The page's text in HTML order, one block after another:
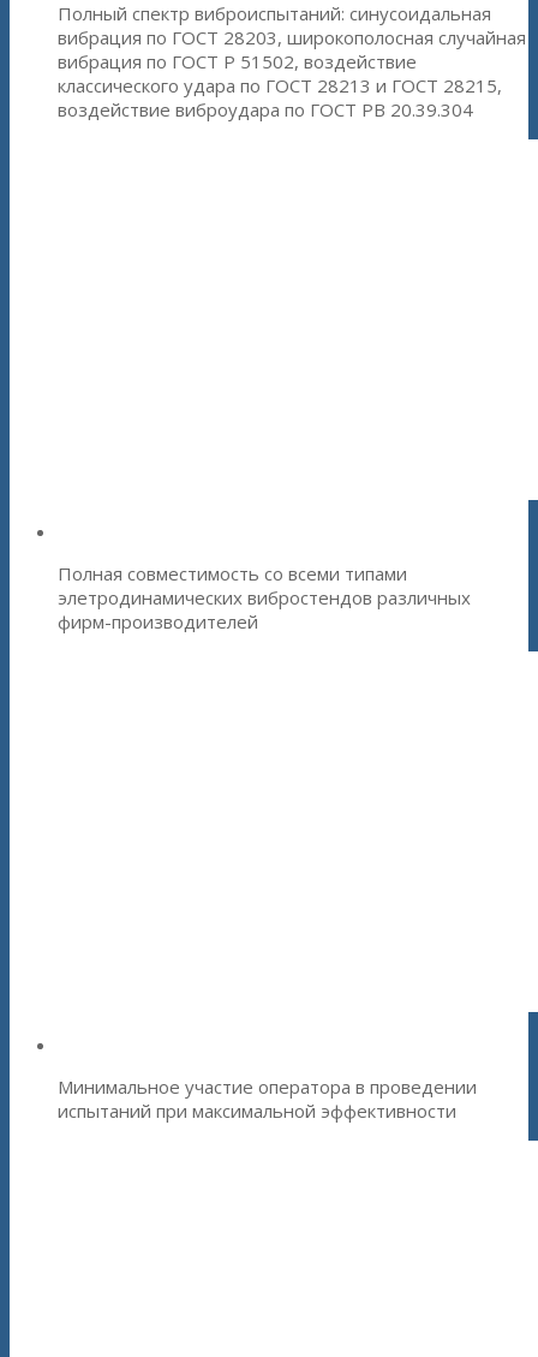
Полный спектр виброиспытаний: синусоидальная
вибрация по ГОСТ 28203, широкополосная случайная
вибрация по ГОСТ Р 51502, воздействие
классического удара по ГОСТ 28213 и ГОСТ 28215,
воздействие виброудара по ГОСТ РВ 20.39.304
Полная совместимость со всеми типами
элетродинамических вибростендов различных
фирм-производителей
Минимальное участие оператора в проведении
испытаний при максимальной эффективности